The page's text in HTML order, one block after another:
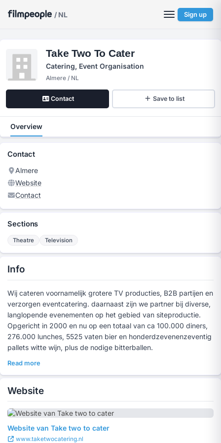
/ NL Sign up
Take Two To Cater
Catering, Event Organisation
Almere / NL
Contact Save to list
Overview
Contact
Almere
Website
Contact
Sections
Theatre Television
Info
Wij cateren voornamelijk grotere TV producties, B2B partijen en
verzorgen eventcatering. daarnaast zijn we partner bij diverse,
langlopende evenementen op het gebied van siteproductie.
Opgericht in 2000 en nu op een totaal van ca 100.000 diners,
276.000 lunches, 5525 vaten bier en honderdzevenenzeventig
pallets witte wijn, plus de nodige bitterballen.
Read more
Website
Website van Take two to cater
www.taketwocatering.nl